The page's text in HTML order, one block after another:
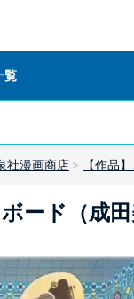
覧
社漫画商店 【作品
ード（成